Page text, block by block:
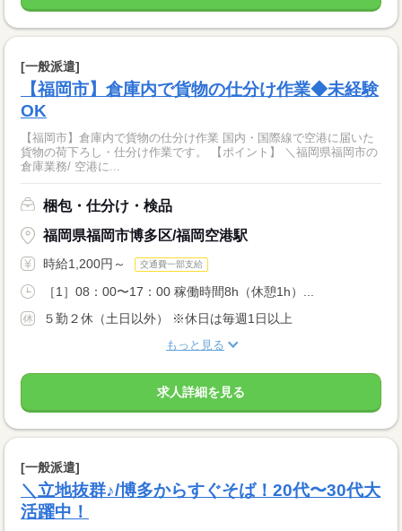
[一般派遣]
【福岡市】倉庫内で貨物の仕分け作業◆未経験
OK
【福岡市】倉庫内で貨物の仕分け作業 国内・国際線で空港に届いた
貨物の荷下ろし・仕分け作業です。 【ポイント】 ＼福岡県福岡市の
倉庫業務/ 空港に...
梱包・仕分け・検品
福岡県福岡市博多区/福岡空港駅
時給1,200円～ 交通費一部支給
［1］08：00〜17：00 稼働時間8h（休憩1h）...
５勤２休（土日以外） ※休日は毎週1日以上
もっと見る
求人詳細を見る
[一般派遣]
＼立地抜群♪/博多からすぐそば！20代〜30代大
活躍中！